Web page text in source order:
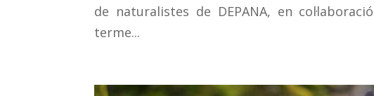
de naturalistes de DEPANA, en
terme...